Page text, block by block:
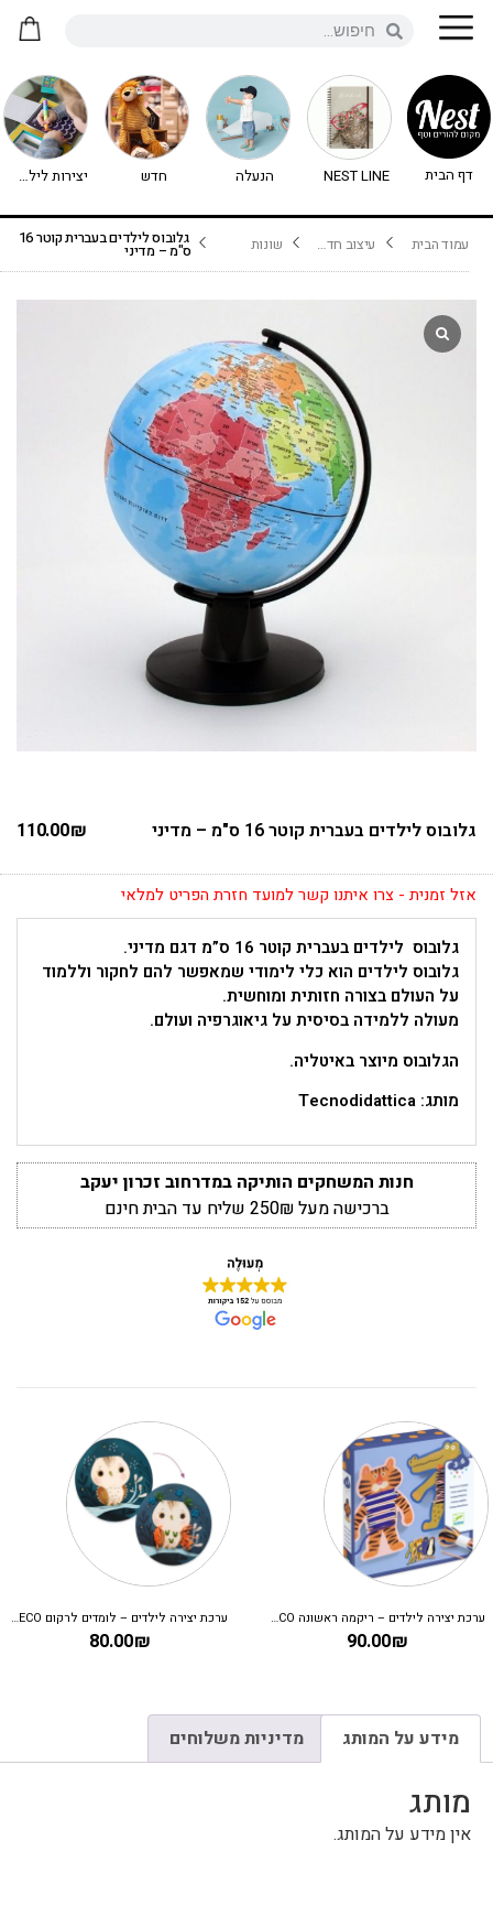
דף הבית NEST LINE הנעלה חדש יצירות לילדים - יצירה לילדים
עמוד הבית עיצוב חדרי ילדים שונות גלובוס לילדים בעברית קוטר 16
ס"מ – מדיני
גלובוס לילדים בעברית קוטר 16 ס"מ – מדיני 110.00₪
אזל זמנית - צרו איתנו קשר למועד חזרת הפריט למלאי
גלובוס לילדים בעברית קוטר 16 ס”מ דגם מדיני.
גלובוס לילדים הוא כלי לימודי שמאפשר להם לחקור וללמוד
על העולם בצורה חזותית ומוחשית.
מעולה ללמידה בסיסית על גיאוגרפיה ועולם.
הגלובוס מיוצר באיטליה.
מותג: Tecnodidattica
חנות המשחקים הותיקה במדרחוב זכרון יעקב
ברכישה מעל 250₪ שליח עד הבית חינם
ערכת יצירה לילדים – ריקמה ראשונה DJECO
90.00₪
ערכת יצירה לילדים – לומדים לרקום DJECO
80.00₪
מידע על המותג מדיניות משלוחים
מותג
אין מידע על המותג.